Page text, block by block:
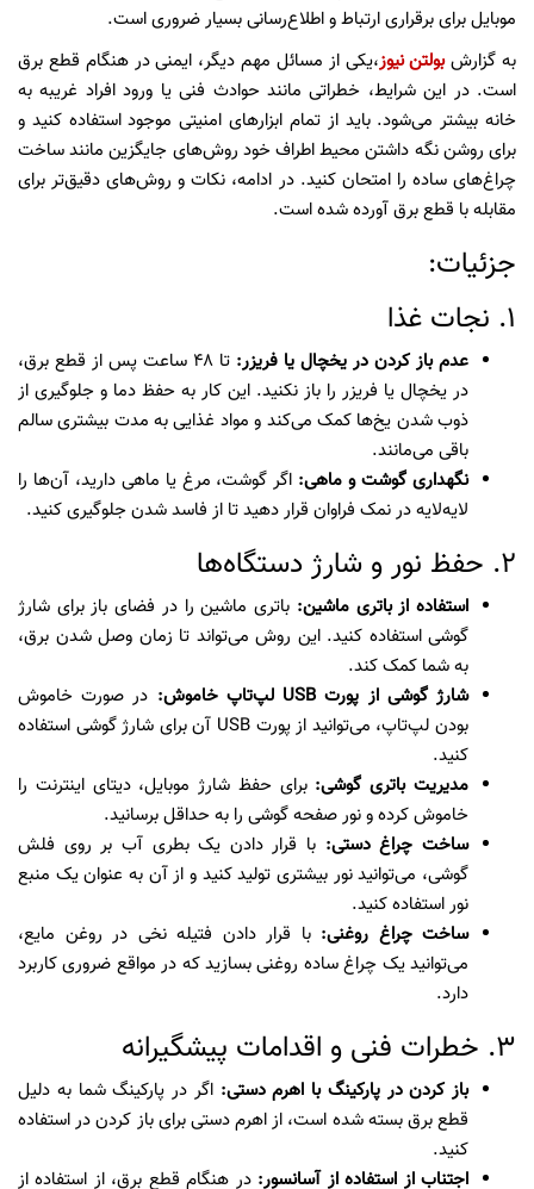
موبایل برای برقراری ارتباط و اطلاع‌رسانی بسیار ضروری است.
به گزارشبولتن نیوز،یکی از مسائل مهم دیگر، ایمنی در هنگام قطع برق
است. در این شرایط، خطراتی مانند حوادث فنی یا ورود افراد غریبه به
خانه بیشتر می‌شود. باید از تمام ابزارهای امنیتی موجود استفاده کنید و
برای روشن نگه داشتن محیط اطراف خود روش‌های جایگزین مانند ساخت
چراغ‌های ساده را امتحان کنید. در ادامه، نکات و روش‌های دقیق‌تر برای
مقابله با قطع برق آورده شده است.
جزئیات:
1. نجات غذا
عدم باز کردن در یخچال یا فریزر:
تا ۴۸ ساعت پس از قطع برق،
در یخچال یا فریزر را باز نکنید. این کار به حفظ دما و جلوگیری از
ذوب شدن یخ‌ها کمک می‌کند و مواد غذایی به مدت بیشتری سالم
باقی می‌مانند.
نگهداری گوشت و ماهی: اگر گوشت، مرغ یا ماهی دارید، آن‌ها را
لایه‌لایه در نمک فراوان قرار دهید تا از فاسد شدن جلوگیری کنید.
2. حفظ نور و شارژ دستگاه‌ها
استفاده از باتری ماشین: باتری ماشین را در فضای باز برای شارژ
گوشی استفاده کنید. این روش می‌تواند تا زمان وصل شدن برق،
به شما کمک کند.
شارژ گوشی از پورت USB لپ‌تاپ خاموش:
در صورت خاموش
بودن لپ‌تاپ، می‌توانید از پورت USB آن برای شارژ گوشی استفاده
کنید.
مدیریت باتری گوشی: برای حفظ شارژ موبایل، دیتای اینترنت را
خاموش کرده و نور صفحه گوشی را به حداقل برسانید.
ساخت چراغ دستی: با قرار دادن یک بطری آب بر روی فلش
گوشی، می‌توانید نور بیشتری تولید کنید و از آن به عنوان یک منبع
نور استفاده کنید.
ساخت چراغ روغنی: با قرار دادن فتیله نخی در روغن مایع،
می‌توانید یک چراغ ساده روغنی بسازید که در مواقع ضروری کاربرد
دارد.
3. خطرات فنی و اقدامات پیشگیرانه
باز کردن در پارکینگ با اهرم دستی: اگر در پارکینگ شما به دلیل
قطع برق بسته شده است، از اهرم دستی برای باز کردن در استفاده
کنید.
اجتناب از استفاده از آسانسور: در هنگام قطع برق، از استفاده از